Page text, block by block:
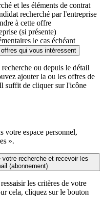
et les éléments de contrat
recherché par l'entreprise
à cette offre
(si présente)
le cas échéant
qui vous intéressent
ou depuis le détail
ajouter la ou les offres de
suffit de cliquer sur l'icône
votre espace personnel,
».
recherche et recevoir les
(abonnement)
les critères de votre
cela, cliquez sur le bouton